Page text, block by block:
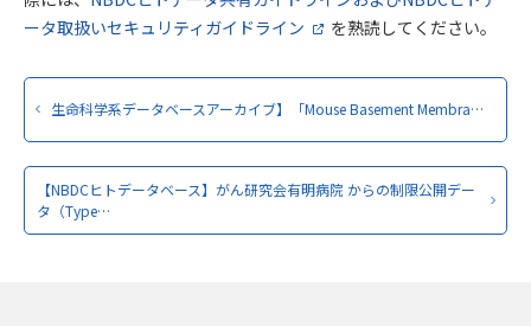
ータ取扱いセキュリティガイドライン
を熟読してください。
生命科学系データベースアーカイブ】「Mouse Basement Membra…
【NBDCヒトデータベース】がん研究会有明病院 からの制限公開デー
タ（Type…